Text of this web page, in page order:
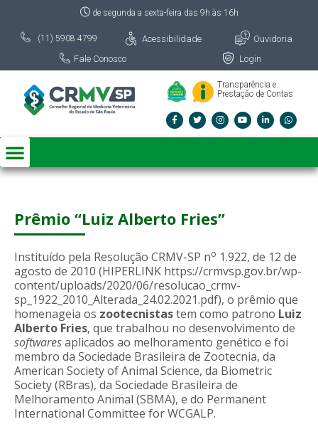
de segunda a sexta-feira das 9h às 16h
(11) 5908 4799 Acessibilidade
Ouvidoria
Fale Conosco
Login
Transparência e
Prestação de Contas
Prêmio “Luiz Alberto Fries”
Instituído pela Resolução CRMV-SP no 1.922, de 12 de
agosto de 2010 (HIPERLINK https://crmvsp.gov.br/wp-
content/uploads/2020/06/resolucao_crmv-
sp_1922_2010_Alterada_24.02.2021.pdf), o prêmio que
homenageia os zootecnistastem como patrono Luiz
Alberto Fries, que trabalhou no desenvolvimento de
softwaresaplicados ao melhoramento genético e foi
membro da Sociedade Brasileira de Zootecnia, da
American Society of Animal Science, da Biometric
Society (RBras), da Sociedade Brasileira de
Melhoramento Animal (SBMA), e do Permanent
International Committee for WCGALP.